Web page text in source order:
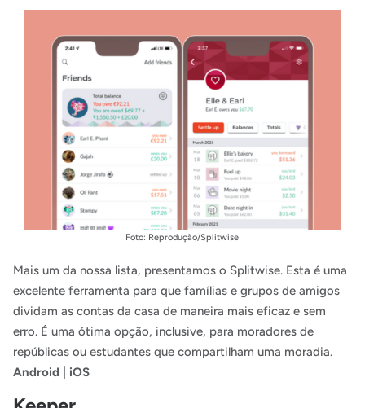
Foto: Reprodução/Splitwise
Mais um da nossa lista, presentamos o Splitwise. Esta é uma
excelente ferramenta para que famílias e grupos de amigos
dividam as contas da casa de maneira mais eficaz e sem
erro. É uma ótima opção, inclusive, para moradores de
repúblicas ou estudantes que compartilham uma moradia.
Android
iOS